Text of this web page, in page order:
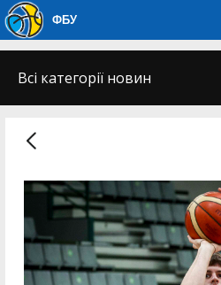
ФБУ
Всі категорії новин